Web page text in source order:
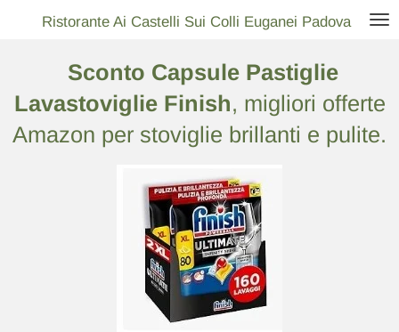
contenuto
principale
Ristorante Ai Castelli Sui Colli Euganei Padova
Sconto Capsule Pastiglie
Lavastoviglie Finish, migliori offerte
Amazon per stoviglie brillanti e pulite.